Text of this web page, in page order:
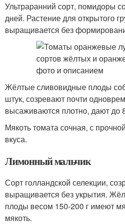
Ультраранний сорт, помидоры
дней. Растение для открытого
выращивается без
Жёлтые сливовидные плоды
штук, созревают почти
высаживаются плотно, дают до
Мякоть томата сочная, с
вкуса.
Лимонный мальчик
Сорт голландской селекции,
выращивается без укрытия.
плоды весом 150-200 г имеют
мякоть.